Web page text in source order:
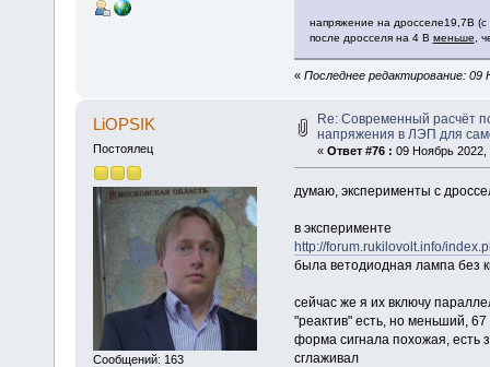
напряжение на дросселе19,7В (с
после дросселя на 4 В меньше,
« Последнее редактирование: 09
LiOPSIK
Постоялец
Сообщений: 163
Re: Современный расчёт
напряжения в ЛЭП для
« Ответ #76 : 09 Ноябрь 2022,
думаю, эксперименты с
в эксперименте
http://forum.rukilovolt.info/
была ветодиодная лампа без
сейчас же я их включу
"реактив" есть, но меньший,
форма сигнала похожая, есть
сглаживал